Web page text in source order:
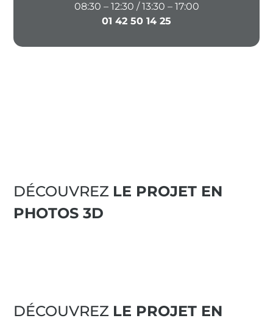
08:30 – 12:30 / 13:30 – 17:00
01 42 50 14 25
DÉCOUVREZ LE PROJET EN
PHOTOS 3D
DÉCOUVREZ LE PROJET EN